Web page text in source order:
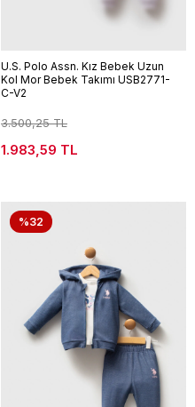
U.S. Polo Assn. Kız Bebek Uzun
Kol Mor Bebek Takımı USB2771-
C-V2
3.500,25 TL
1.983,59 TL
%32